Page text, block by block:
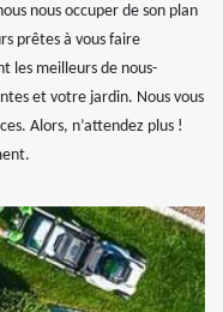
nous occuper de son plan
prêtes à vous faire
les meilleurs de nous-
et votre jardin. Nous vous
Alors, n’attendez plus !